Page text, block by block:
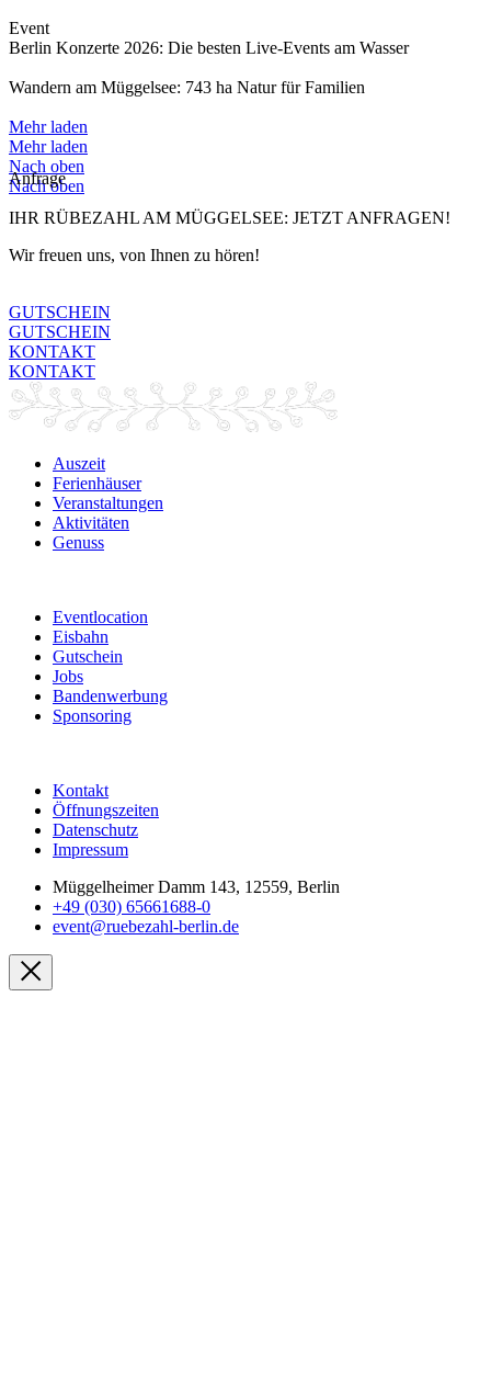
Event
Berlin Konzerte 2026: Die besten Live-Events am Wasser
Wandern am Müggelsee: 743 ha Natur für Familien
Mehr laden
Mehr laden
Nach oben
Nach oben
Anfrage
IHR RÜBEZAHL AM MÜGGELSEE: JETZT ANFRAGEN!
Wir freuen uns, von Ihnen zu hören!
GUTSCHEIN
GUTSCHEIN
KONTAKT
KONTAKT
Auszeit
Ferienhäuser
Veranstaltungen
Aktivitäten
Genuss
Eventlocation
Eisbahn
Gutschein
Jobs
Bandenwerbung
Sponsoring
Kontakt
Öffnungszeiten
Datenschutz
Impressum
Müggelheimer Damm 143, 12559, Berlin
+49 (030) 65661688-0
event@ruebezahl-berlin.de